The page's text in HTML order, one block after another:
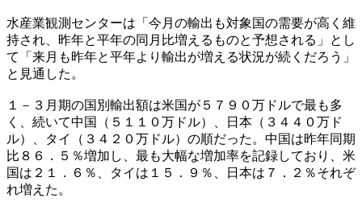
水産業観測センターは「今月の輸出も対象国の需要が高く維
持され、昨年と平年の同月比増えるものと予想される」とし
て「来月も昨年と平年より輸出が増える状況が続くだろう」
と見通した。
１－３月期の国別輸出額は米国が５７９０万ドルで最も多
く、続いて中国（５１１０万ドル）、日本（３４４０万ド
ル）、タイ（３４２０万ドル）の順だった。中国は昨年同期
比８６．５％増加し、最も大幅な増加率を記録しており、米
国は２１．６％、タイは１５．９％、日本は７．２％それぞ
れ増えた。